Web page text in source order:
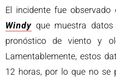
El incidente fue
Windy que muestra datos
pronóstico de viento y
Lamentablemente, estos
12 horas, por lo que no se